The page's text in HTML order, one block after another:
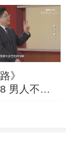
（二）
》
男人不易